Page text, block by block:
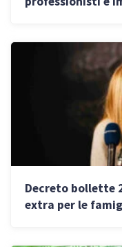
Decreto bollette
extra per le